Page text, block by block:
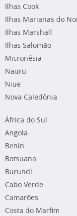
Ilhas Cook
Ilhas Marianas do
Ilhas Marshall
Ilhas Salomão
Micronésia
Nauru
Niue
Nova Caledônia
África do Sul
Angola
Benin
Botsuana
Burundi
Cabo Verde
Camarões
Costa do Marfim